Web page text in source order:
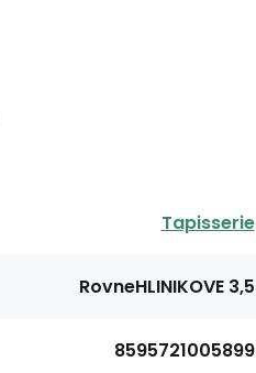
Tapisserie
RovneHLINIKOVE 3,5
8595721005899